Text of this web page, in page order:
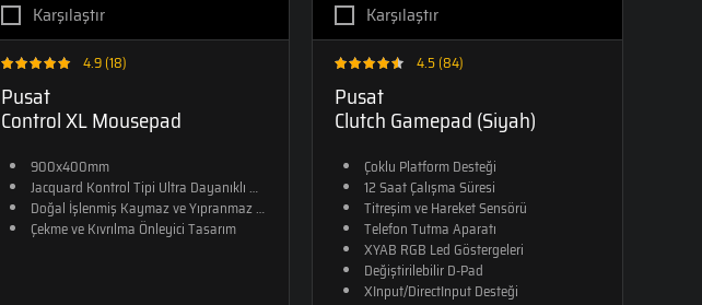
Karşılaştır
4.9 (18)
Pusat
Control XL Mousepad
900x400mm​
Jacquard Kontrol Tipi Ultra Dayanıklı Kumaş​
Doğal İşlenmiş Kaymaz ve Yıpranmaz Kauçuk
Çekme ve Kıvrılma Önleyici Tasarım​
Karşılaştır
4.5 (84)
Pusat
Clutch Gamepad (Siyah)
Çoklu Platform Desteği
12 Saat Çalışma Süresi
Titreşim ve Hareket Sensörü
Telefon Tutma Aparatı
XYAB RGB Led Göstergeleri
Değiştirilebilir D-Pad
XInput/DirectInput Desteği